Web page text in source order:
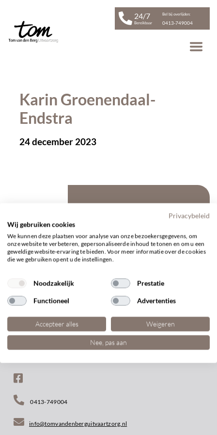
24/7
Bereikbaar
Bel bij overlijden:
0413-749004
Karin Groenendaal-
Endstra
24 december 2023
BEKIJK ARTIKEL
0413-749004
info@tomvandenberguitvaartzorg.nl
Privacybeleid
Wij gebruiken cookies
We kunnen deze plaatsen voor analyse van onze bezoekersgegevens, om
onze website te verbeteren, gepersonaliseerde inhoud te tonen en om u een
geweldige website-ervaring te bieden. Voor meer informatie over de cookies
die we gebruiken opent u de instellingen.
Noodzakelijk Prestatie
Functioneel Advertenties
Accepteer alles Weigeren
Nee, pas aan